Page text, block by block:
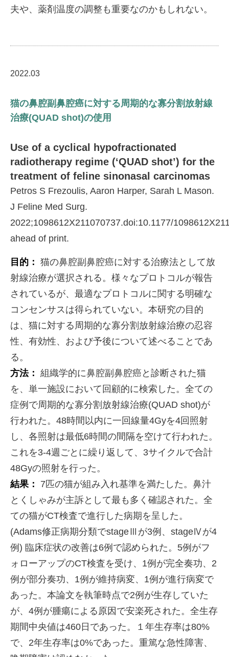
夫や、薬剤温度の調整も重要なのかもしれない。
2022.03
猫の鼻腔副鼻腔癌に対する周期的な寡分割放射線
治療(QUAD shot)の使用
Use of a cyclical hypofractionated
radiotherapy regime (‘QUAD shot’) for the
treatment of feline sinonasal carcinomas
Petros S Frezoulis, Aaron Harper, Sarah L Mason.
J Feline Med Surg.
2022;1098612X211070737.doi:10.1177/
ahead of print.
目的： 猫の鼻腔副鼻腔癌に対する治療法として放
射線治療が選択される。様々なプロトコルが報告
されているが、最適なプロトコルに関する明確な
コンセンサスは得られていない。本研究の目的
は、猫に対する周期的な寡分割放射線治療の忍容
性、有効性、および予後について述べることであ
る。
方法： 組織学的に鼻腔副鼻腔癌と診断された猫
を、単一施設において回顧的に検索した。全ての
症例で周期的な寡分割放射線治療(QUAD shot)が
行われた。48時間以内に一回線量4Gyを4回照射
し、各照射は最低6時間の間隔を空けて行われた。
これを3-4週ごとに繰り返して、3サイクルで合計
48Gyの照射を行った。
結果：
7匹の猫が組み入れ基準を満たした。鼻汁
とくしゃみが主訴として最も多く確認された。全
ての猫がCT検査で進行した病期を呈した。
(Adams修正病期分類でstageⅢが3例、stageⅣが4
例) 臨床症状の改善は6例で認められた。5例がフ
ォローアップのCT検査を受け、1例が完全奏功、2
例が部分奏功、1例が維持病変、1例が進行病変で
あった。本論文を執筆時点で2例が生存していた
が、4例が腫瘍による原因で安楽死された。全生存
期間中央値は460日であった。１年生存率は80%
で、2年生存率は0%であった。重篤な急性障害、